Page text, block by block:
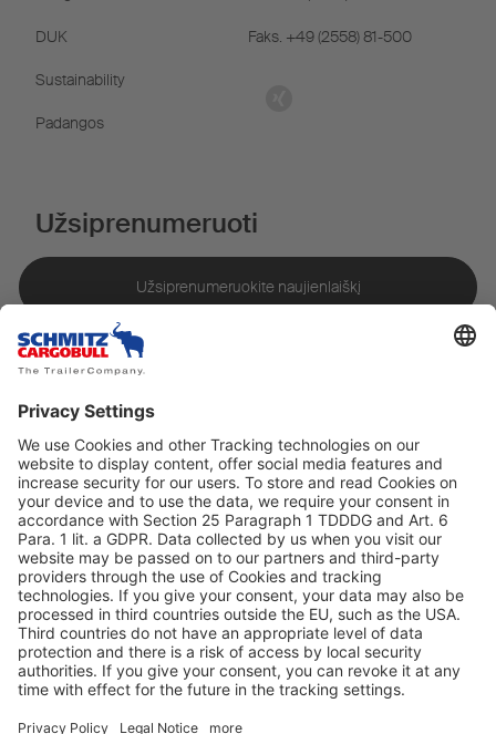
DUK
Sustainability
Padangos
Faks. +49 (2558) 81-500
Užsiprenumeruoti